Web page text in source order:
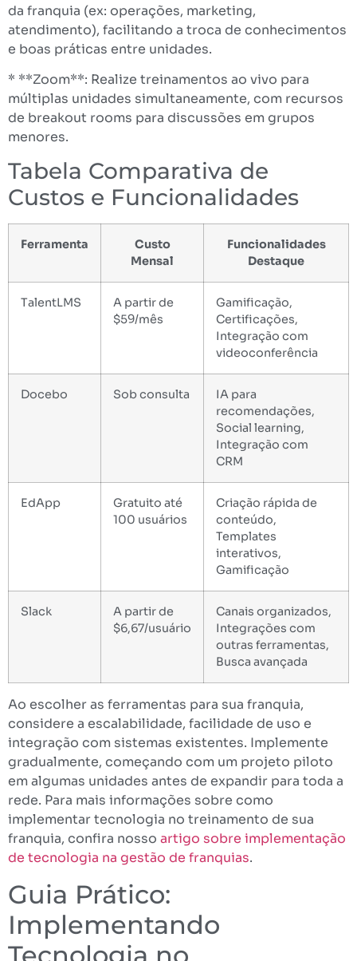
da franquia (ex: operações, marketing,
atendimento), facilitando a troca de conhecimentos
e boas práticas entre unidades.
* **Zoom**: Realize treinamentos ao vivo para
múltiplas unidades simultaneamente, com recursos
de breakout rooms para discussões em grupos
menores.
Tabela Comparativa de
Custos e Funcionalidades
Ferramenta
Custo
Mensal
Funcionalidades
Destaque
TalentLMS
A partir de
$59/mês
Gamificação,
Certificações,
Integração com
videoconferência
Docebo Sob consulta
IA para
recomendações,
Social learning,
Integração com
CRM
EdApp
Gratuito até
100 usuários
Criação rápida de
conteúdo,
Templates
interativos,
Gamificação
Slack
A partir de
$6,67/usuário
Canais organizados,
Integrações com
outras ferramentas,
Busca avançada
Ao escolher as ferramentas para sua franquia,
considere a escalabilidade, facilidade de uso e
integração com sistemas existentes. Implemente
gradualmente, começando com um projeto piloto
em algumas unidades antes de expandir para toda a
rede. Para mais informações sobre como
implementar tecnologia no treinamento de sua
franquia, confira nosso artigo sobre implementação
de tecnologia na gestão de franquias.
Guia Prático:
Implementando